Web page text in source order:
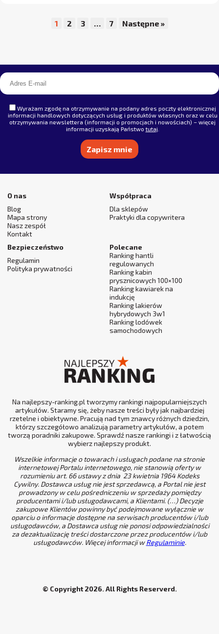
1 2 3 … 7 Następne »
Wyrażam zgodę na otrzymywanie na podany adres poczty elektronicznej
informacji handlowych dotyczących usług i produktów własnych oraz w celu
otrzymywania newslettera (informacji o promocjach i nowościach) – więcej
informacji uzyskają Państwotutaj
O nas
Blog
Mapa strony
Nasz zespół
Kontakt
Współpraca
Dla sklepów
Praktyki dla copywritera
Bezpieczeństwo
Regulamin
Polityka prywatności
Polecane
Ranking hantli
regulowanych
Ranking kabin
prysznicowych 100×100
Ranking kawiarek na
indukcję
Ranking lakierów
hybrydowych 3w1
Ranking lodówek
samochodowych
Na najlepszy-ranking.pl tworzymy rankingi najpopularniejszych
artykułów. Staramy się, żeby nasze treści były jak najbardziej
rzetelne i obiektywne. Pracują nad tym znawcy różnych dziedzin,
którzy szczegółowo analizują parametry artykułów, a potem
tworzą poradniki zakupowe. Sprawdź nasze rankingi i z łatwością
wybierz najlepszy produkt.
Wszelkie informacje o towarach i usługach podane na stronie
internetowej Portalu internetowego, nie stanowią oferty w
rozumieniu art. 66 ustawy z dnia 23 kwietnia 1964 Kodeks
Cywilny. Dostawca usług nie jest sprzedawcą, a Portal nie jest
prowadzony w celu pośredniczeniu w sprzedaży pomiędzy
producentami i/lub usługodawcami, a Klientami. (…) Decyzje
zakupowe Klientów powinny być podejmowane wyłącznie w
oparciu o informacje dostępne na serwisach producentów i/lub
usługodawców, a Dostawca usług nie ponosi odpowiedzialności
za dezaktualizację treści dostarczone przez producentów i/lub
usługodawców. Więcej informacji wRegulaminie.
© Copyright 2026. All Rights Reserverd.